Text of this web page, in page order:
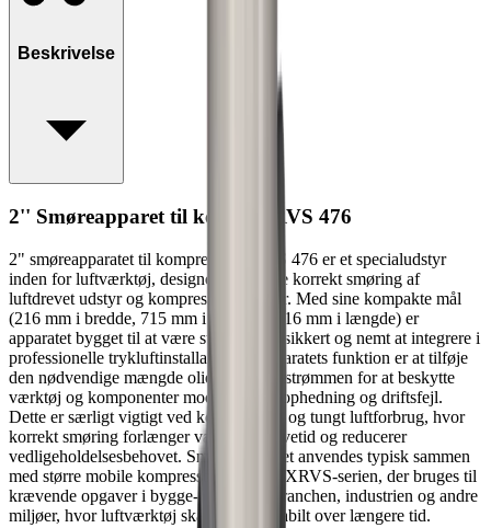
Beskrivelse
2'' Smøreapparet til komp. XRVS 476
2" smøreapparatet til kompressor XRVS 476 er et specialudstyr
inden for luftværktøj, designet til at sikre korrekt smøring af
luftdrevet udstyr og kompressorsystemer. Med sine kompakte mål
(216 mm i bredde, 715 mm i højde og 216 mm i længde) er
apparatet bygget til at være stabilt, driftssikkert og nemt at integrere i
professionelle trykluftinstallationer. Apparatets funktion er at tilføje
den nødvendige mængde olie til trykluftstrømmen for at beskytte
værktøj og komponenter mod slid, overophedning og driftsfejl.
Dette er særligt vigtigt ved kontinuerligt og tungt luftforbrug, hvor
korrekt smøring forlænger værktøjets levetid og reducerer
vedligeholdelsesbehovet. Smøreapparatet anvendes typisk sammen
med større mobile kompressorer, såsom XRVS‑serien, der bruges til
krævende opgaver i bygge‑ og anlægsbranchen, industrien og andre
miljøer, hvor luftværktøj skal fungere stabilt over længere tid.